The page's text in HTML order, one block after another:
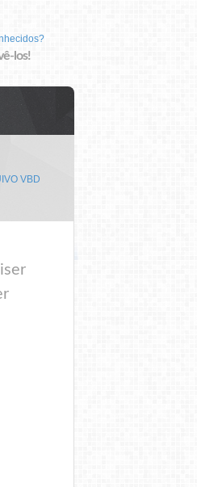
los!
VBD